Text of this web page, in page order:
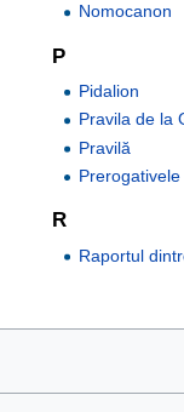
Nomocanon
P
Pidalion
Pravila de la
Pravilă
R
Raportul